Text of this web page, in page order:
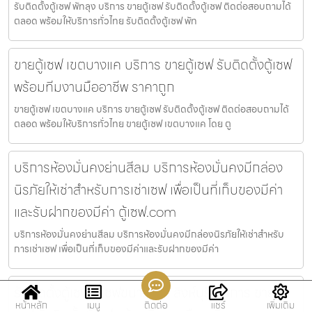
รับติดตั้งตู้เซฟ พัทลุง บริการ ขายตู้เซฟ รับติดตั้งตู้เซฟ ติดต่อสอบถามได้
ตลอด พร้อมให้บริการทั่วไทย รับติดตั้งตู้เซฟ พัท
ขายตู้เซฟ เขตบางแค บริการ ขายตู้เซฟ รับติดตั้งตู้เซฟ
พร้อมทีมงานมืออาชีพ ราคาถูก
ขายตู้เซฟ เขตบางแค บริการ ขายตู้เซฟ รับติดตั้งตู้เซฟ ติดต่อสอบถามได้
ตลอด พร้อมให้บริการทั่วไทย ขายตู้เซฟ เขตบางแค โดย ตู
บริการห้องมั่นคงย่านสีลม บริการห้องมั่นคงมีกล่อง
นิรภัยให้เช่าสำหรับการเช่าเซฟ เพื่อเป็นที่เก็บของมีค่า
และรับฝากของมีค่า ตู้เซฟ.com
บริการห้องมั่นคงย่านสีลม บริการห้องมั่นคงมีกล่องนิรภัยให้เช่าสำหรับ
การเช่าเซฟ เพื่อเป็นที่เก็บของมีค่าและรับฝากของมีค่า
รับติดตั้งตู้เซฟ ตู้เซฟขนาดเล็ก สิงห์บุรี บริการ ขายตู้
หน้าหลัก เมนู ติดต่อ แชร์ เพิ่มเติม